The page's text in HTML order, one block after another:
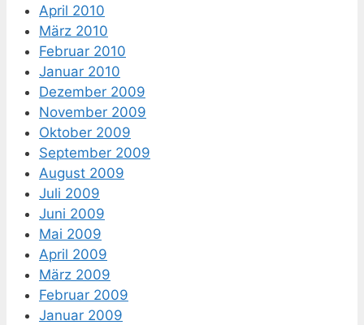
April 2010
März 2010
Februar 2010
Januar 2010
Dezember 2009
November 2009
Oktober 2009
September 2009
August 2009
Juli 2009
Juni 2009
Mai 2009
April 2009
März 2009
Februar 2009
Januar 2009